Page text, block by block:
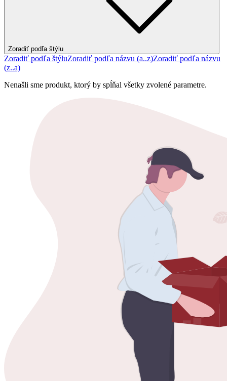
Zoradiť podľa štýlu
Zoradiť podľa štýluZoradiť podľa názvu (a..z)Zoradiť podľa názvu
(z..a)
Nenašli sme produkt, ktorý by spĺňal všetky zvolené parametre.